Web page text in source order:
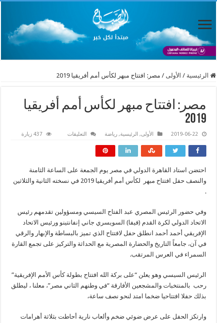
الرئيسية / الأولى / مصر: افتتاح مبهر لكأس أمم أفريقيا 2019
مصر: افتتاح مبهر لكأس أمم أفريقيا
2019
2019-06-22 الأولى, الرئيسية,رياضة التعليقات
أفريقيا
مغلقة
437 زيارة
احتضن استاد القاهرة الدولي في مصر يوم الجمعة على الساعة الثامنة
والنصف حفل افتتاح مبهر لكأس أمم أفريقيا 2019 في نسخته الثانية والثلاثين
.
وفي حضور الرئيس المصري عبد الفتاح السيسي ومسؤولين تقدمهم رئيس
الاتحاد الدولي لكرة القدم (فيفا) السويسري جاني إنفانتينو ورئيس الاتحاد
الإفريقي أحمد أحمد انطلق حفل لافتتاح الذي تميز بالبساطة والإبهار والرقي
في آن، جامعاً التاريخ والحضارة المصرية مع الحداثة والتركيز على تجمع القارة
السمراء في العرس المرتقب.
الرئيس السيسي وهو يعلن “على بركة الله افتتاح بطولة كأس الأمم الإفريقية”
رحب بالمنتخبات والمشجعين الأفارقة “في وطنهم الثاني مصر”، معلنا ، ليطلق
بذلك حفلا افتتاحيا ضخما امتد لنحو نصف ساعة،
وارتكز الحفل على عرض ضوئي ضخم وألعاب نارية أحاطت بثلاثة أهرامات